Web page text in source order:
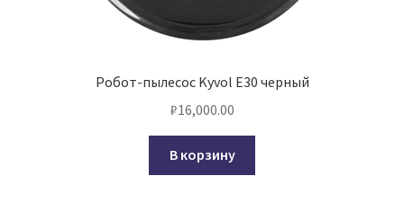
Робот-пылесос Kyvol E30 черный
₽16,000.00
В корзину